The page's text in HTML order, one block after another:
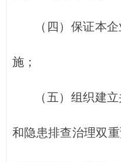
（四）保证本企
施；
（五）组织建立
和隐患排查治理双